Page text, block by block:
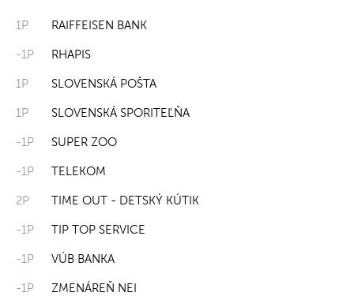
1P RAIFFEISEN BANK
-1P RHAPIS
1P SLOVENSKÁ POŠTA
1P SLOVENSKÁ SPORITEĽŇA
-1P SUPER ZOO
-1P TELEKOM
2P TIME OUT - DETSKÝ KÚTIK
-1P TIP TOP SERVICE
-1P VÚB BANKA
-1P ZMENÁREŇ NEI